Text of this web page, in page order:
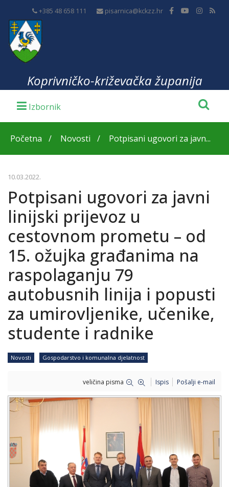
+385 48 658 111 pisarnica@kckzz.hr
Koprivničko-križevačka županija
Početna Novosti Potpisani ugovori za javn...
10.03.2022.
Potpisani ugovori za javni
linijski prijevoz u
cestovnom prometu – od
15. ožujka građanima na
raspolaganju 79
autobusnih linija i popusti
za umirovljenike, učenike,
studente i radnike
Novosti Gospodarstvo i komunalna djelatnost
veličina pisma Ispis Pošalji e-mail